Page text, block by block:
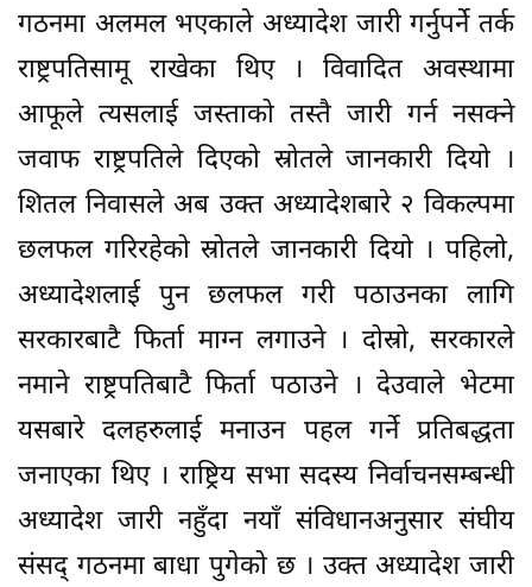
गठनमा अलमल भएकाले अध्यादेश जारी गर्नुपर्ने तर्क
राष्ट्रपतिसामू राखेका थिए । विवादित अवस्थामा
आफूले त्यसलाई जस्ताको तस्तै जारी गर्न नसक्ने
जवाफ राष्ट्रपतिले दिएको स्रोतले जानकारी दियो ।
शितल निवासले अब उक्त अध्यादेशबारे २ विकल्पमा
छलफल गरिरहेको स्रोतले जानकारी दियो । पहिलो,
अध्यादेशलाई पुन छलफल गरी पठाउनका लागि
सरकारबाटै फिर्ता माग्न लगाउने । दोस्रो, सरकारले
नमाने राष्ट्रपतिबाटै फिर्ता पठाउने । देउवाले भेटमा
यसबारे दलहरुलाई मनाउन पहल गर्ने प्रतिबद्धता
जनाएका थिए । राष्ट्रिय सभा सदस्य निर्वाचनसम्बन्धी
अध्यादेश जारी नहुँदा नयाँ संविधानअनुसार संघीय
संसद् गठनमा बाधा पुगेको छ । उक्त अध्यादेश जारी